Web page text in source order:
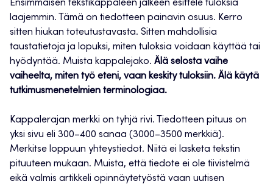
Ensimmäisen tekstikappaleen jälkeen esittele tuloksia
laajemmin. Tämä on tiedotteen painavin osuus. Kerro
sitten hiukan toteutustavasta. Sitten mahdollisia
taustatietoja ja lopuksi, miten tuloksia voidaan käyttää tai
hyödyntää. Muista kappalejako. Älä selosta vaihe
vaiheelta, miten työ eteni, vaan keskity tuloksiin. Älä käytä
tutkimusmenetelmien terminologiaa.
Kappalerajan merkki on tyhjä rivi. Tiedotteen pituus on
yksi sivu eli 300–400 sanaa (3000–3500 merkkiä).
Merkitse loppuun yhteystiedot. Niitä ei lasketa tekstin
pituuteen mukaan. Muista, että tiedote ei ole tiivistelmä
eikä valmis artikkeli opinnäytetyöstä vaan uutisen